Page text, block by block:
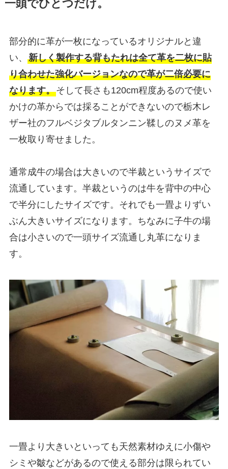
一頭でひとつだけ。
部分的に革が一枚になっているオリジナルと違
い、 新しく製作する背もたれは全て革を二枚に貼
り合わせた強化バージョンなので革が二倍必要に
なります。そして長さも120cm程度あるので使い
かけの革からでは採ることができないので栃木レ
ザー社のフルベジタブルタンニン鞣しのヌメ革を
一枚取り寄せました。
通常成牛の場合は大きいので半裁というサイズで
流通しています。半裁というのは牛を背中の中心
で半分にしたサイズです。それでも一畳よりずい
ぶん大きいサイズになります。ちなみに子牛の場
合は小さいので一頭サイズ流通し丸革になりま
す。
一畳より大きいといっても天然素材ゆえに小傷や
シミや皺などがあるので使える部分は限られてい